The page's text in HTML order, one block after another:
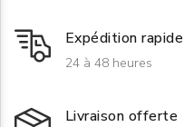
Expédition rapide
24 à 48 heures
Livraison offerte